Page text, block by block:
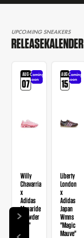
UPCOMING SNEAKERS
RELEASEKALENDER
AUG
07
Coming
soon
Willy
Chavarria
x
Adidas
Megaride
"Powder
Red"
AUG
15
Coming
soon
Liberty
London
x
Adidas
Japan
Wmns
"Magic
Mauve"